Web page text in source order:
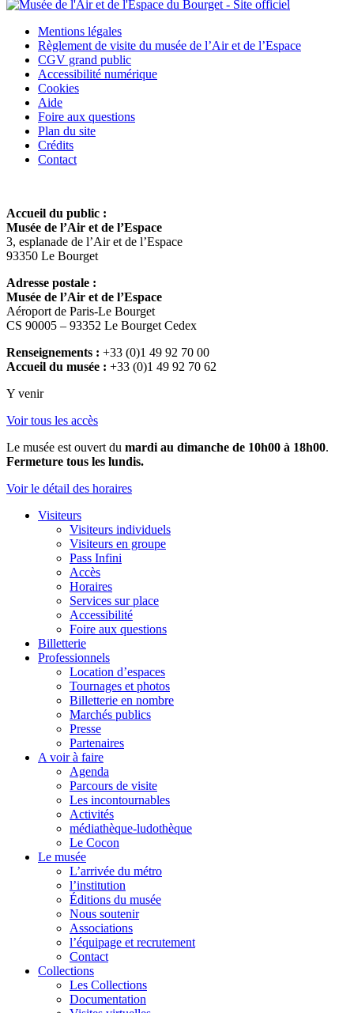
Mentions légales
Règlement de visite du musée de l’Air et de l’Espace
CGV grand public
Accessibilité numérique
Cookies
Aide
Foire aux questions
Plan du site
Crédits
Contact
Accueil du public :
Musée de l’Air et de l’Espace
3, esplanade de l’Air et de l’Espace
93350 Le Bourget
Adresse postale :
Musée de l’Air et de l’Espace
Aéroport de Paris-Le Bourget
CS 90005 – 93352 Le Bourget Cedex
Renseignements : +33 (0)1 49 92 70 00
Accueil du musée : +33 (0)1 49 92 70 62
Y venir
Voir tous les accès
Le musée est ouvert du mardi au dimanche de 10h00 à 18h00.
Fermeture tous les lundis.
Voir le détail des horaires
Visiteurs
Visiteurs individuels
Visiteurs en groupe
Pass Infini
Accès
Horaires
Services sur place
Accessibilité
Foire aux questions
Billetterie
Professionnels
Location d’espaces
Tournages et photos
Billetterie en nombre
Marchés publics
Presse
Partenaires
A voir à faire
Agenda
Parcours de visite
Les incontournables
Activités
médiathèque-ludothèque
Le Cocon
Le musée
L’arrivée du métro
l’institution
Éditions du musée
Nous soutenir
Associations
l’équipage et recrutement
Contact
Collections
Les Collections
Documentation